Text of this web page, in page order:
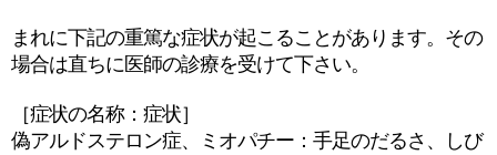
まれに下記の重篤な症状が起こることがあります。その
場合は直ちに医師の診療を受けて下さい。
［症状の名称：症状］
偽アルドステロン症、ミオパチー：手足のだるさ、しび